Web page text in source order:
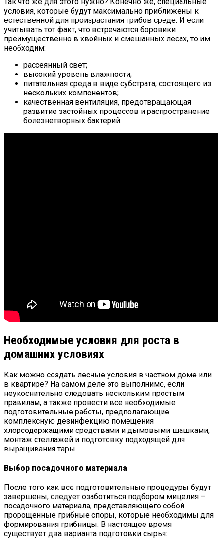
условия, которые будут максимально приближены к
естественной для произрастания грибов среде. И если
учитывать тот факт, что встречаются боровики
преимущественно в хвойных и смешанных лесах, то им
необходим:
рассеянный свет;
высокий уровень влажности;
питательная среда в виде субстрата, состоящего из
нескольких компонентов;
качественная вентиляция, предотвращающая
развитие застойных процессов и распространение
болезнетворных бактерий.
Необходимые условия для роста в
домашних условиях
Как можно создать лесные условия в частном доме или
в квартире? На самом деле это выполнимо, если
неукоснительно следовать нескольким простым
правилам, а также провести все необходимые
подготовительные работы, предполагающие
комплексную дезинфекцию помещения
хлорсодержащими средствами и дымовыми шашками,
монтаж стеллажей и подготовку подходящей для
выращивания тары.
Выбор посадочного материала
После того как все подготовительные процедуры будут
завершены, следует озаботиться подбором мицелия –
посадочного материала, представляющего собой
пророщенные грибные споры, которые необходимы для
формирования грибницы. В настоящее время
существует два варианта подготовки сырья: